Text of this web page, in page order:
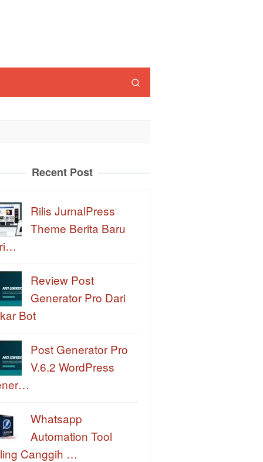
Recent Post
Rilis JurnalPress
Theme Berita Baru
Review Post
Generator Pro Dari
Bot
Post Generator Pro
V.6.2 WordPress
Whatsapp
Automation Tool
Canggih …